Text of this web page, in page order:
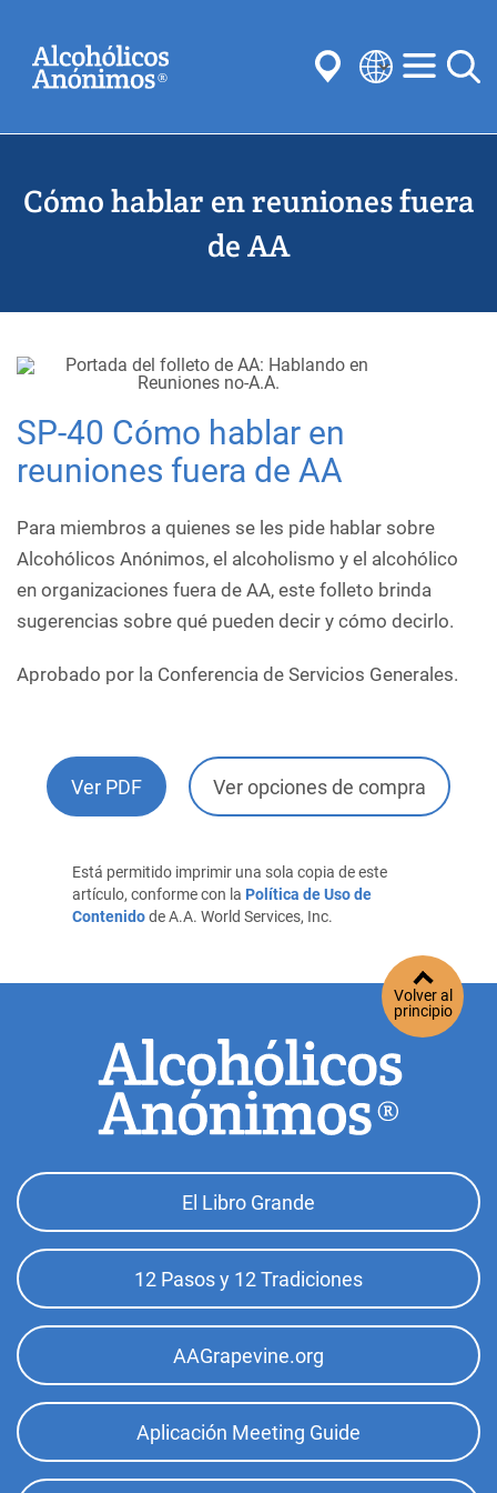
content
Buscar
Enviar
Búsquedas habituales:
Anonimato Pasos
Conceptos
Comités
Select
language
Cómo hablar en reuniones fuera
de AA
SP-40 Cómo hablar en
reuniones fuera de AA
Para miembros a quienes se les pide hablar sobre
Alcohólicos Anónimos, el alcoholismo y el alcohólico
en organizaciones fuera de AA, este folleto brinda
sugerencias sobre qué pueden decir y cómo decirlo.
Aprobado por la Conferencia de Servicios Generales.
Ver PDF Ver opciones de compra
Está permitido imprimir una sola copia de este
artículo, conforme con la Política de Uso de
Contenidode A.A. World Services, Inc.
Volver al
principio
Footer
Top
Menu
El Libro Grande
12 Pasos y 12 Tradiciones
AAGrapevine.org
Aplicación Meeting Guide